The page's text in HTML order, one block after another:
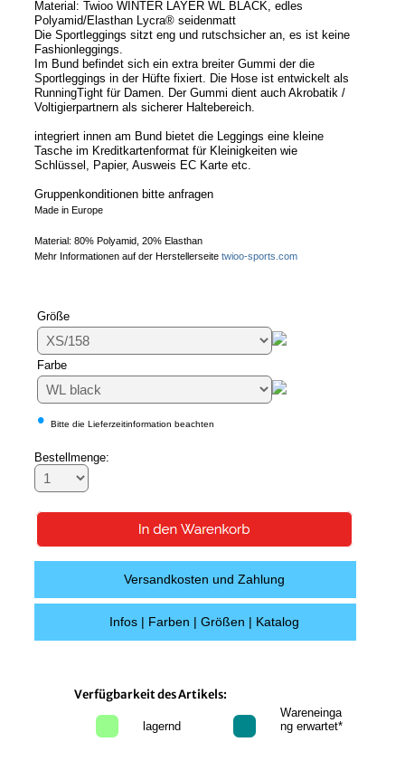
Material: Twioo WINTER LAYER WL BLACK, edles
Polyamid/Elasthan Lycra® seidenmatt
Die Sportleggings sitzt eng und rutschsicher an, es ist keine
Fashionleggings.
Im Bund befindet sich ein extra breiter Gummi der die
Sportleggings in der Hüfte fixiert. Die Hose ist entwickelt als
RunningTight für Damen. Der Gummi dient auch Akrobatik /
Voltigierpartnern als sicherer Haltebereich.
integriert innen am Bund bietet die Leggings eine kleine
Tasche im Kreditkartenformat für Kleinigkeiten wie
Schlüssel, Papier, Ausweis EC Karte etc.
Gruppenkonditionen bitte anfragen
Made in Europe
Material: 80% Polyamid, 20% Elasthan
Mehr Informationen auf der Herstellerseite twioo-sports.com
Größe
Farbe
• Bitte die Lieferzeitinformation beachten
Bestellmenge:
Versandkosten und Zahlung
Infos | Farben | Größen | Katalog
Verfügbarkeit des Artikels:
lagernd
Wareneinga
ng erwartet*